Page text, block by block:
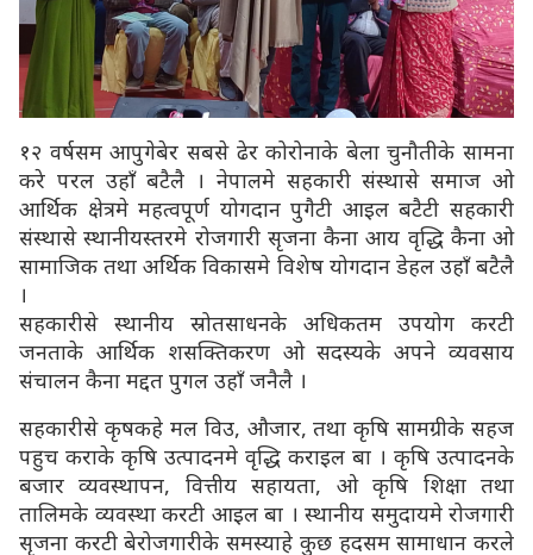
१२ वर्षसम आपुगेबेर सबसे ढेर कोरोनाके बेला चुनौतीके सामना
करे परल उहाँ बटैलै । नेपालमे सहकारी संस्थासे समाज ओ
आर्थिक क्षेत्रमे महत्वपूर्ण योगदान पुगैटी आइल बटैटी सहकारी
संस्थासे स्थानीयस्तरमे रोजगारी सृजना कैना आय वृद्धि कैना ओ
सामाजिक तथा अर्थिक विकासमे विशेष योगदान डेहल उहाँ बटैलै
।
सहकारीसे स्थानीय स्रोतसाधनके अधिकतम उपयोग करटी
जनताके आर्थिक शसक्तिकरण ओ सदस्यके अपने व्यवसाय
संचालन कैना मद्दत पुगल उहाँ जनैलै ।
सहकारीसे कृषकहे मल विउ, औजार, तथा कृषि सामग्रीके सहज
पहुच कराके कृषि उत्पादनमे वृद्धि कराइल बा । कृषि उत्पादनके
बजार व्यवस्थापन, वित्तीय सहायता, ओ कृषि शिक्षा तथा
तालिमके व्यवस्था करटी आइल बा । स्थानीय समुदायमे रोजगारी
सृजना करटी बेरोजगारीके समस्याहे कुछ हदसम सामाधान करले